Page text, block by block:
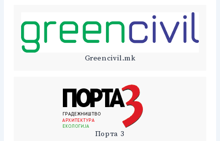
Greencivil.mk
Порта 3